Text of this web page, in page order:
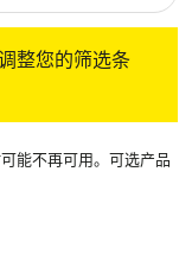
整您的筛选条
能不再可用。可选产品